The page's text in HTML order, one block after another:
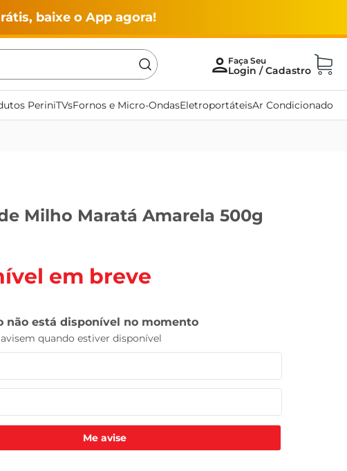
baixe o App agora!
PeriniTVsFornos e Micro-OndasEletroportáteisAr Condicionado
Milho Maratá Amarela 500g
em breve
Me avise